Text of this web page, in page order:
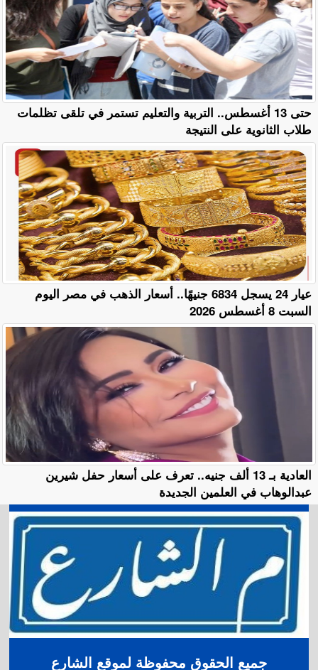
حتى 13 أغسطس.. التربية والتعليم تستمر في تلقى تظلمات
طلاب الثانوية على النتيجة
عيار 24 يسجل 6834 جنيهًا.. أسعار الذهب في مصر اليوم
السبت 8 أغسطس 2026
العادية بـ 13 ألف جنيه.. تعرف على أسعار حفل شيرين
عبدالوهاب في العلمين الجديدة
جميع الحقوق محفوظة لموقع الشارع